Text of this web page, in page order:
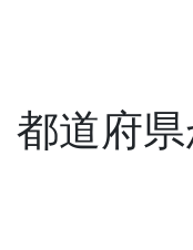
都道府